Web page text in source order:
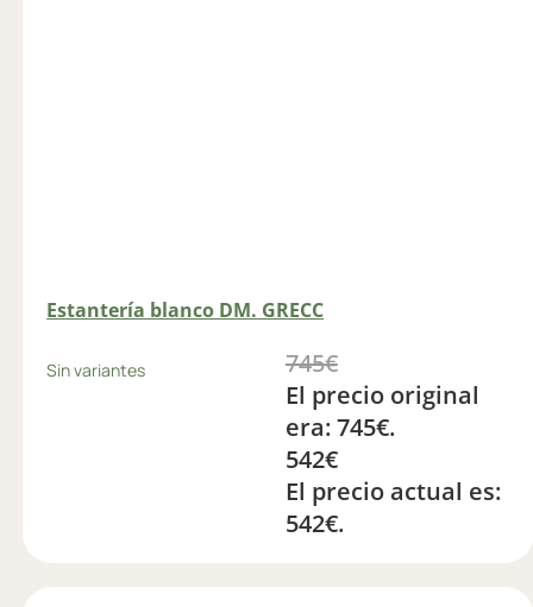
Estantería blanco DM. GRECC
Sin variantes 745€
El precio original
era: 745€.
542€
El precio actual es:
542€.